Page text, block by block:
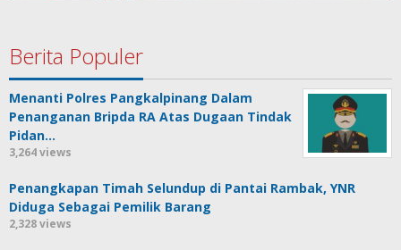
Berita Populer
Menanti Polres Pangkalpinang Dalam
Penanganan Bripda RA Atas Dugaan Tindak
Pidan…
3,264 views
Penangkapan Timah Selundup di Pantai Rambak, YNR
Diduga Sebagai Pemilik Barang
2,328 views